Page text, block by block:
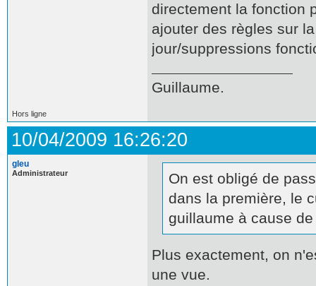
directement la fonction
ajouter des règles sur
jour/suppressions
Guillaume.
Hors ligne
10/04/2009 16:26:20
gleu
Administrateur
On est obligé de
dans la première, le
guillaume à cause
Plus exactement, on
une vue.